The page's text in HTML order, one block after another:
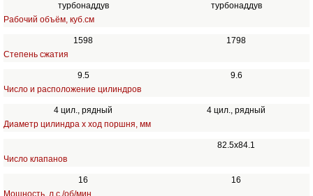
турбонаддув
турбонаддув
Рабочий объём, куб.см
1598
1798
Степень сжатия
9.5
9.6
Число и расположение цилиндров
4 цил., рядный
4 цил., рядный
Диаметр цилиндра х ход поршня, мм
82.5x84.1
Число клапанов
16
16
Мощность, л.с./об/мин